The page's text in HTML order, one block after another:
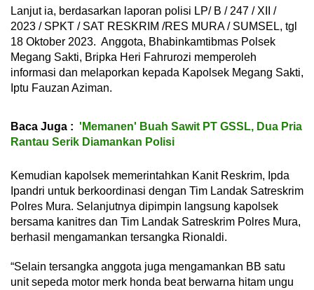
Lanjut ia, berdasarkan laporan polisi LP/ B / 247 / XII /
2023 / SPKT / SAT RESKRIM /RES MURA / SUMSEL, tgl
18 Oktober 2023. Anggota, Bhabinkamtibmas Polsek
Megang Sakti, Bripka Heri Fahrurozi memperoleh
informasi dan melaporkan kepada Kapolsek Megang Sakti,
Iptu Fauzan Aziman.
Baca Juga : 'Memanen' Buah Sawit PT GSSL, Dua Pria
Rantau Serik Diamankan Polisi
Kemudian kapolsek memerintahkan Kanit Reskrim, Ipda
Ipandri untuk berkoordinasi dengan Tim Landak Satreskrim
Polres Mura. Selanjutnya dipimpin langsung kapolsek
bersama kanitres dan Tim Landak Satreskrim Polres Mura,
berhasil mengamankan tersangka Rionaldi.
“Selain tersangka anggota juga mengamankan BB satu
unit sepeda motor merk honda beat berwarna hitam ungu